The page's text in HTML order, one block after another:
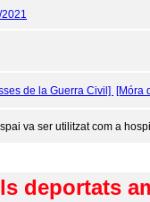
de la Guerra Civil] [Móra
va ser utilitzat com a
deportats